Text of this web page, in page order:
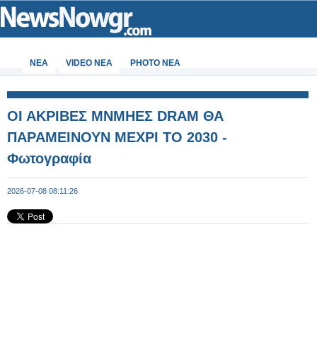
ΝΕΑ VIDEO NEA PHOTO NEA
ΟΙ ΑΚΡΙΒΕΣ ΜΝΜΗΕΣ DRAM ΘΑ
ΠΑΡΑΜΕΙΝΟΥΝ ΜΕΧΡΙ ΤΟ 2030 -
Φωτογραφία
2026-07-08 08:11:26